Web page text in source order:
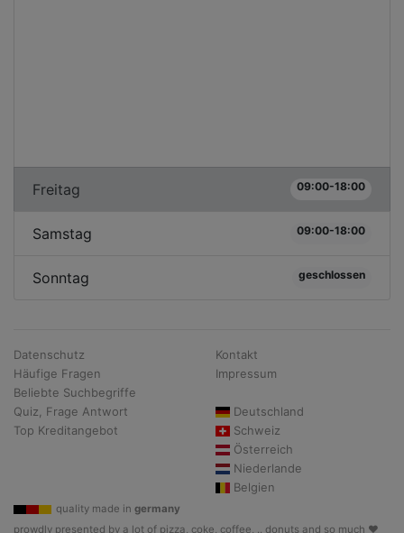
Freitag 09:00-18:00
Samstag 09:00-18:00
Sonntag geschlossen
Datenschutz
Häufige Fragen
Beliebte Suchbegriffe
Quiz, Frage Antwort
Top Kreditangebot
Kontakt
Impressum
Deutschland
Schweiz
Österreich
Niederlande
Belgien
quality made in germany
prowdly presented by a lot of pizza, coke, coffee, .. donuts and so much ♥